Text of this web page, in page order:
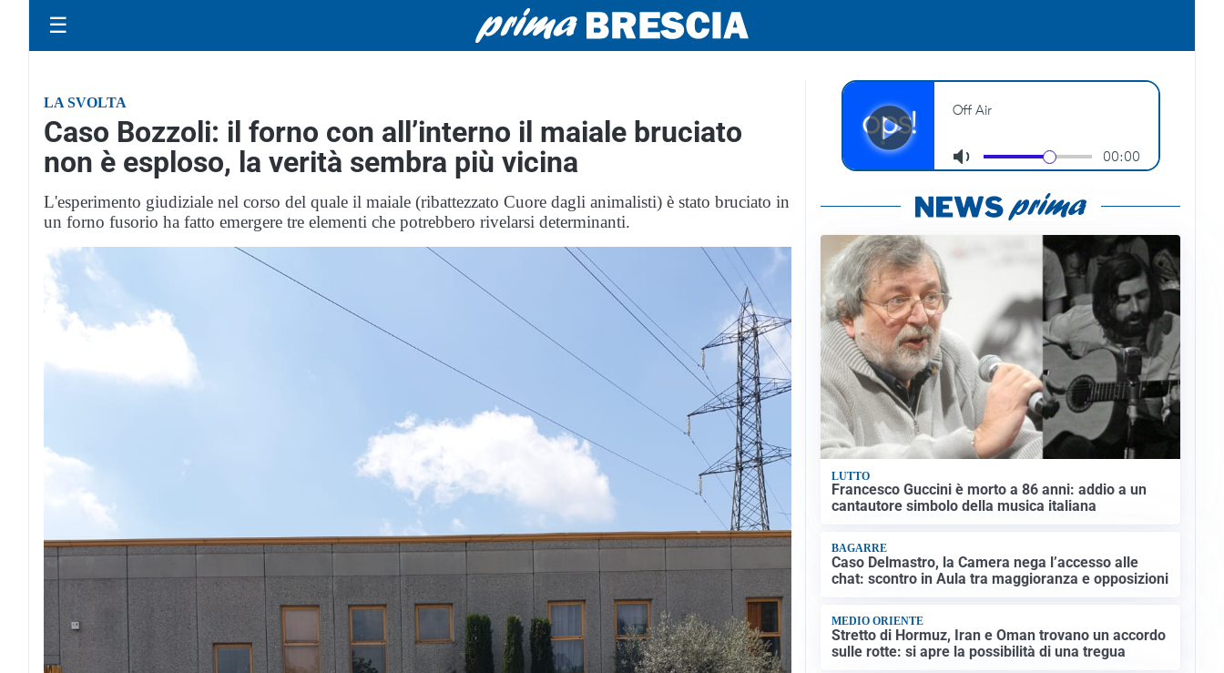
☰
LA SVOLTA
Caso Bozzoli: il forno con all’interno il maiale bruciato
non è esploso, la verità sembra più vicina
L'esperimento giudiziale nel corso del quale il maiale (ribattezzato Cuore dagli animalisti) è stato bruciato in
un forno fusorio ha fatto emergere tre elementi che potrebbero rivelarsi determinanti.
LUTTO
Francesco Guccini è morto a 86 anni: addio a un
cantautore simbolo della musica italiana
BAGARRE
Caso Delmastro, la Camera nega l’accesso alle
chat: scontro in Aula tra maggioranza e opposizioni
MEDIO ORIENTE
Stretto di Hormuz, Iran e Oman trovano un accordo
sulle rotte: si apre la possibilità di una tregua